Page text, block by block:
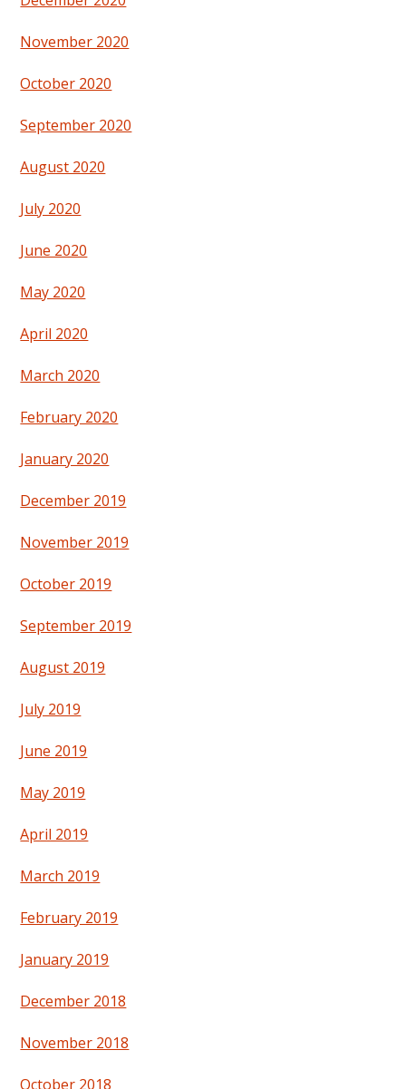
November 2020
October 2020
September 2020
August 2020
July 2020
June 2020
May 2020
April 2020
March 2020
February 2020
January 2020
December 2019
November 2019
October 2019
September 2019
August 2019
July 2019
June 2019
May 2019
April 2019
March 2019
February 2019
January 2019
December 2018
November 2018
October 2018